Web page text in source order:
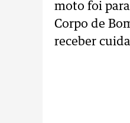
moto foi
Corpo de
receber